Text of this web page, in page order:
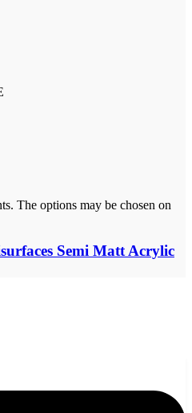
The options may be chosen on
Semi Matt Acrylic